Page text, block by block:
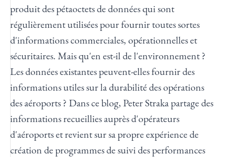
produit des pétaoctets de données qui sont
régulièrement utilisées pour fournir toutes sortes
d'informations commerciales, opérationnelles et
sécuritaires. Mais qu'en est-il de l'environnement ?
Les données existantes peuvent-elles fournir des
informations utiles sur la durabilité des opérations
des aéroports ? Dans ce blog, Peter Straka partage des
informations recueillies auprès d'opérateurs
d'aéroports et revient sur sa propre expérience de
création de programmes de suivi des performances